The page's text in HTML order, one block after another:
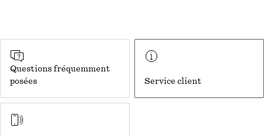
Questions fréquemment
posées
Service client